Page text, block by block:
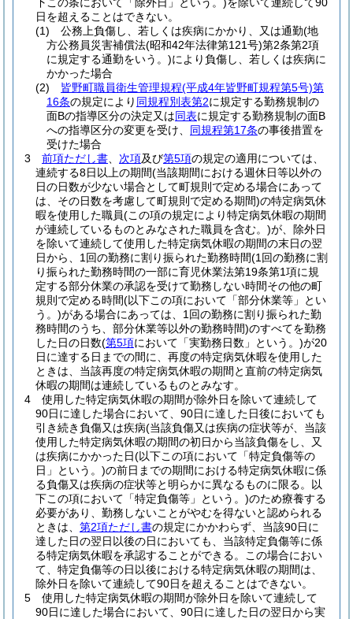
日を超えることはできない。
(1)
公務上負傷し、若しくは疾病にかかり、又は通勤(地
方公務員災害補償法(昭和42年法律第121号)第2条第2項
に規定する通勤をいう。)により負傷し、若しくは疾病に
かかった場合
(2)
皆野町職員衛生管理規程(平成4年皆野町規程第5号)第
16条の規定により 同規程別表第2に規定する勤務規制の
面Bの指導区分の決定又は同表に規定する勤務規制の面B
への指導区分の変更を受け、 同規程第17条の事後措置を
受けた場合
3
前項ただし書 次項及び第5項の規定の適用については、
連続する8日以上の期間(当該期間における週休日等以外の
日の日数が少ない場合として町規則で定める場合にあって
は、その日数を考慮して町規則で定める期間)の特定病気休
暇を使用した職員(この項の規定により特定病気休暇の期間
が連続しているものとみなされた職員を含む。)が、除外日
を除いて連続して使用した特定病気休暇の期間の末日の翌
日から、1回の勤務に割り振られた勤務時間(1回の勤務に割
り振られた勤務時間の一部に育児休業法第19条第1項に規
定する部分休業の承認を受けて勤務しない時間その他の町
規則で定める時間(以下この項において「部分休業等」とい
う。)がある場合にあっては、1回の勤務に割り振られた勤
務時間のうち、部分休業等以外の勤務時間)のすべてを勤務
した日の日数(第5項において「実勤務日数」という。)が20
日に達する日までの間に、再度の特定病気休暇を使用した
ときは、当該再度の特定病気休暇の期間と直前の特定病気
休暇の期間は連続しているものとみなす。
4
使用した特定病気休暇の期間が除外日を除いて連続して
90日に達した場合において、90日に達した日後においても
引き続き負傷又は疾病(当該負傷又は疾病の症状等が、当該
使用した特定病気休暇の期間の初日から当該負傷をし、又
は疾病にかかった日(以下この項において「特定負傷等の
日」という。)の前日までの期間における特定病気休暇に係
る負傷又は疾病の症状等と明らかに異なるものに限る。以
下この項において「特定負傷等」という。)のため療養する
必要があり、勤務しないことがやむを得ないと認められる
ときは、 第2項ただし書の規定にかかわらず、当該90日に
達した日の翌日以後の日においても、当該特定負傷等に係
る特定病気休暇を承認することができる。
この場合におい
て、特定負傷等の日以後における特定病気休暇の期間は、
除外日を除いて連続して90日を超えることはできない。
5
使用した特定病気休暇の期間が除外日を除いて連続して
90日に達した場合において、90日に達した日の翌日から実